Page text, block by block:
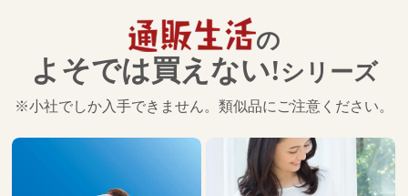
の
よそでは買えない!シリーズ
※小社でしか入手できません。類似品にご注意ください。